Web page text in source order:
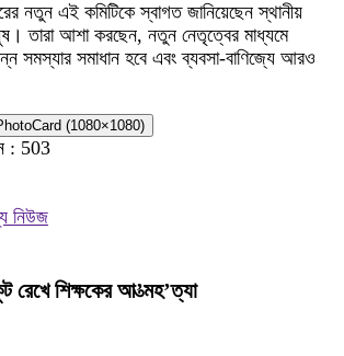
নতুন এই কমিটিকে স্বাগত জানিয়েছেন স্থানীয়
তারা আশা করছেন, নতুন নেতৃত্বের মাধ্যমে
সমস্যার সমাধান হবে এবং ব্যবসা-বাণিজ্যে আরও
(1080×1080)
: 503
নিউজ
রেখে শিক্ষকের আ’ত্মহ’ত্যা